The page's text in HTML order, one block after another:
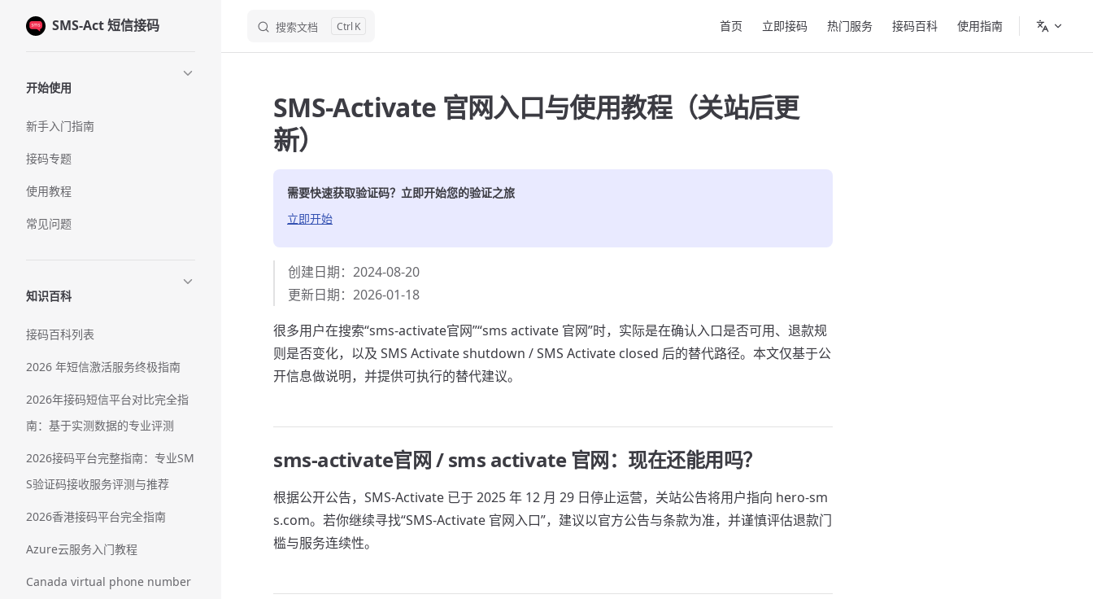
Skip to content
SMS-Act 短信接码 搜索文档 K 首页 立即接码 热门服务 接码百科 使用指南
开始使用
新手入门指南
接码专题
使用教程
常见问题
知识百科
接码百科列表
2026 年短信激活服务终极指南
2026年接码短信平台对比完全指
南：基于实测数据的专业评测
2026接码平台完整指南：专业SM
S验证码接收服务评测与推荐
2026香港接码平台完全指南
Azure云服务入门教程
Canada virtual phone number
SMS-Activate 官网入口与使用教程（关站后更
新）
需要快速获取验证码？立即开始您的验证之旅
立即开始
创建日期：2024-08-20
更新日期：2026-01-18
很多用户在搜索“sms-activate官网”“sms activate 官网”时，实际是在确认入口是否可用、退款规
则是否变化，以及 SMS Activate shutdown / SMS Activate closed 后的替代路径。本文仅基于公
开信息做说明，并提供可执行的替代建议。
sms-activate官网 / sms activate 官网：现在还能用吗？
根据公开公告，SMS-Activate 已于 2025 年 12 月 29 日停止运营，关站公告将用户指向 hero-sm
s.com。若你继续寻找“SMS-Activate 官网入口”，建议以官方公告与条款为准，并谨慎评估退款门
槛与服务连续性。